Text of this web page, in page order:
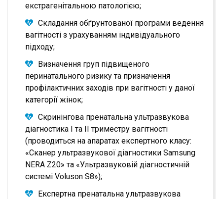
екстрагенітальною патологією;
Складання обґрунтованої програми ведення
вагітності з урахуванням індивідуального
підходу;
Визначення груп підвищеного
перинатального ризику та призначення
профілактичних заходів при вагітності у даної
категорії жінок;
Скринінгова пренатальна ультразвукова
діагностика І та ІІ триместру вагітності
(проводиться на апаратах експертного класу:
«Сканер ультразвукової діагностики Samsung
NERA Z20» та «Ультразвуковій діагностичній
системі Voluson S8»);
Експертна пренатальна ультразвукова